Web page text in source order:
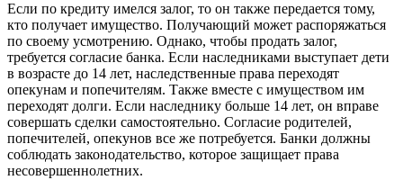
Если по кредиту имелся залог, то он также передается тому,
кто получает имущество. Получающий может распоряжаться
по своему усмотрению. Однако, чтобы продать залог,
требуется согласие банка. Если наследниками выступает дети
в возрасте до 14 лет, наследственные права переходят
опекунам и попечителям. Также вместе с имуществом им
переходят долги. Если наследнику больше 14 лет, он вправе
совершать сделки самостоятельно. Согласие родителей,
попечителей, опекунов все же потребуется. Банки должны
соблюдать законодательство, которое защищает права
несовершеннолетних.